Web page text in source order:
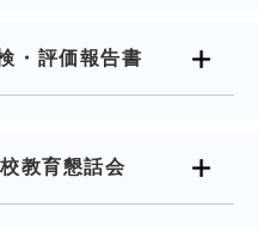
・評価報告書
教育懇話会